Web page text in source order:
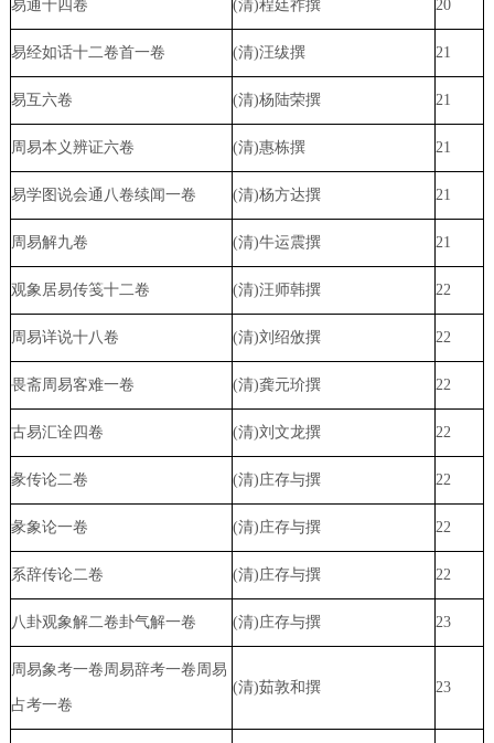
易通十四卷 (清)程廷祚撰 20
易经如话十二卷首一卷 (清)汪绂撰 21
易互六卷 (清)杨陆荣撰 21
周易本义辨证六卷 (清)惠栋撰 21
易学图说会通八卷续闻一卷 (清)杨方达撰 21
周易解九卷 (清)牛运震撰 21
观象居易传笺十二卷 (清)汪师韩撰 22
周易详说十八卷 (清)刘绍攽撰 22
畏斋周易客难一卷 (清)龚元玠撰 22
古易汇诠四卷 (清)刘文龙撰 22
彖传论二卷 (清)庄存与撰 22
彖象论一卷 (清)庄存与撰 22
系辞传论二卷 (清)庄存与撰 22
八卦观象解二卷卦气解一卷 (清)庄存与撰 23
周易象考一卷周易辞考一卷周易
占考一卷
(清)茹敦和撰 23